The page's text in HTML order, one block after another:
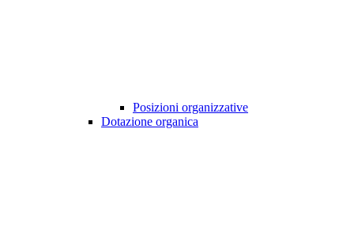
Posizioni organizzative
Dotazione organica